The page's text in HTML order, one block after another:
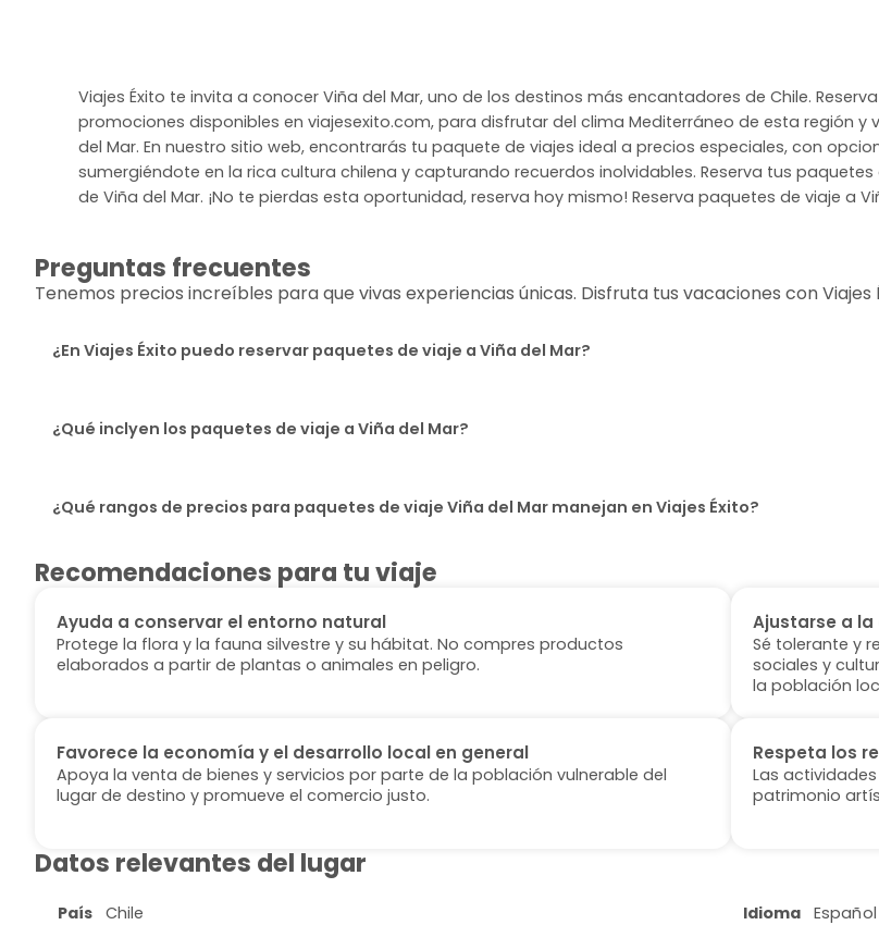
Viajes Éxito te invita a conocer Viña del Mar, uno de los destinos más encantadores de Chile.
promociones disponibles en viajesexito.com, para disfrutar del clima Mediterráneo de esta región y
del Mar. En nuestro sitio web, encontrarás tu paquete de viajes ideal a precios especiales, con
sumergiéndote en la rica cultura chilena y capturando recuerdos inolvidables. Reserva tus
de Viña del Mar. ¡No te pierdas esta oportunidad, reserva hoy mismo! Reserva paquetes de viaje a
Preguntas frecuentes
Tenemos precios increíbles para que vivas experiencias únicas. Disfruta tus vacaciones con Viajes
¿En Viajes Éxito puedo reservar paquetes de viaje a Viña del Mar?
¿Qué inclyen los paquetes de viaje a Viña del Mar?
¿Qué rangos de precios para paquetes de viaje Viña del Mar manejan en Viajes Éxito?
Recomendaciones para tu viaje
Ayuda a conservar el entorno natural
Protege la flora y la fauna silvestre y su hábitat. No compres productos
elaborados a partir de plantas o animales en peligro.
Ajustarse a
Sé tolerante y
sociales y
la población
Favorece la economía y el desarrollo local en general
Apoya la venta de bienes y servicios por parte de la población vulnerable del
lugar de destino y promueve el comercio justo.
Respeta los
Las
patrimonio
Datos relevantes del lugar
País Chile Idioma Español